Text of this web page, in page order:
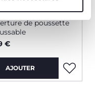
de poussette
€
AJOUTER